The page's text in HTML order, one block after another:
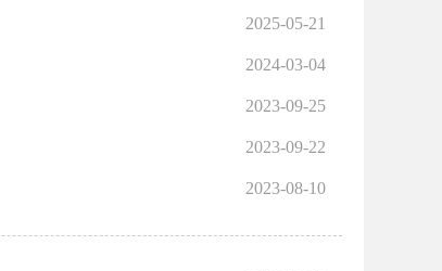
2025-05-21
2024-03-04
2023-09-25
2023-09-22
2023-08-10